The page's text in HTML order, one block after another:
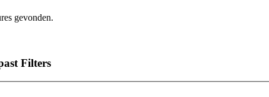
gevonden.
Filters